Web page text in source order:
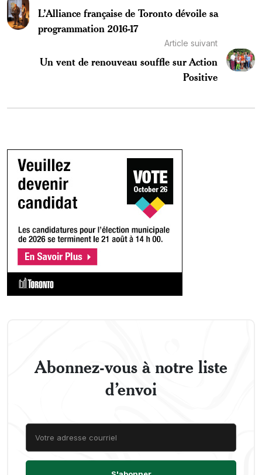
L’Alliance française de Toronto dévoile sa
programmation 2016-17
Article suivant
Un vent de renouveau souffle sur Action
Positive
Abonnez-vous à notre liste
d’envoi